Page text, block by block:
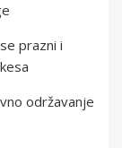
prazni i
održavanje